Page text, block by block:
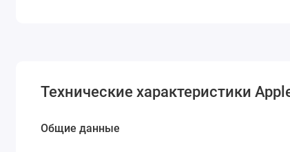
Технические характеристики
Общие данные